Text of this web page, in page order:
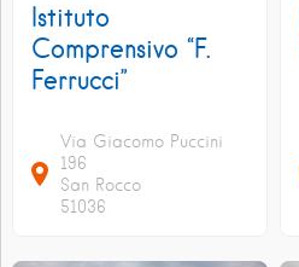
Istituto
Comprensivo “F.
Ferrucci”
Via Giacomo Puccini
196
San Rocco
51036